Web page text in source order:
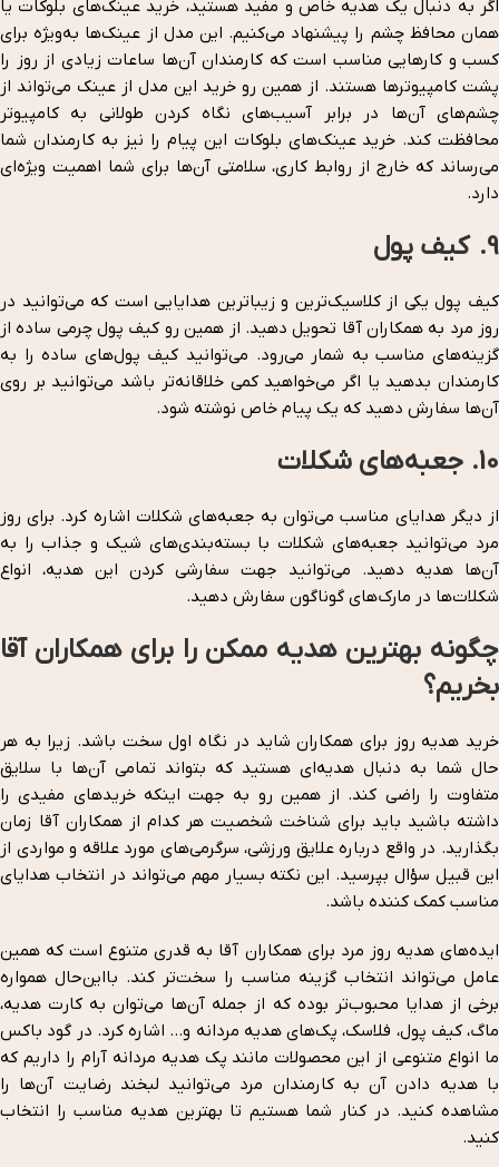
اگر به دنبال یک هدیه خاص و مفید هستید، خرید عینک‌های بلوکات یا
همان محافظ چشم را پیشنهاد می‌کنیم. این مدل از عینک‌ها به‌ویژه برای
کسب و کارهایی مناسب است که کارمندان آن‌ها ساعات زیادی از روز را
پشت کامپیوترها هستند. از همین رو خرید این مدل از عینک می‌تواند از
چشم‌های آن‌ها در برابر آسیب‌های نگاه کردن طولانی به کامپیوتر
محافظت کند. خرید عینک‌های بلوکات این پیام را نیز به کارمندان شما
می‌رساند که خارج از روابط کاری، سلامتی آن‌ها برای شما اهمیت ویژه‌ای
دارد.
9. کیف پول
کیف پول یکی از کلاسیک‌ترین و زیباترین هدایایی است که می‌توانید در
روز مرد به همکاران آقا تحویل دهید. از همین رو کیف پول چرمی ساده از
گزینه‌های مناسب به شمار می‌رود. می‌توانید کیف پول‌های ساده را به
کارمندان بدهید یا اگر می‌خواهید کمی خلاقانه‌تر باشد می‌توانید بر روی
آن‌ها سفارش دهید که یک پیام خاص نوشته شود.
10. جعبه‌های شکلات
از دیگر هدایای مناسب می‌توان به جعبه‌های شکلات اشاره کرد. برای روز
مرد می‌توانید جعبه‌های شکلات با بسته‌بندی‌های شیک و جذاب را به
آن‌ها هدیه دهید. می‌توانید جهت سفارشی کردن این هدیه، انواع
شکلات‌ها در مارک‌های گوناگون سفارش دهید.
چگونه بهترین هدیه ممکن را برای همکاران آقا
بخریم؟
خرید هدیه روز برای همکاران شاید در نگاه اول سخت باشد. زیرا به هر
حال شما به دنبال هدیه‌ای هستید که بتواند تمامی آن‌ها با سلایق
متفاوت را راضی کند. از همین رو به جهت اینکه خریدهای مفیدی را
داشته باشید باید برای شناخت شخصیت هر کدام از همکاران آقا زمان
بگذارید. در واقع درباره علایق ورزشی، سرگرمی‌های مورد علاقه و مواردی از
این قبیل سؤال بپرسید. این نکته بسیار مهم می‌تواند در انتخاب هدایای
مناسب کمک کننده باشد.
ایده‌های هدیه روز مرد برای همکاران آقا به قدری متنوع است که همین
عامل می‌تواند انتخاب گزینه مناسب را سخت‌تر کند. بااین‌حال همواره
برخی از هدایا محبوب‌تر بوده که از جمله آن‌ها می‌توان به کارت هدیه،
ماگ، کیف پول، فلاسک، پک‌های هدیه مردانه و… اشاره کرد. در گود باکس
ما انواع متنوعی از این محصولات مانند پک هدیه مردانه آرام را داریم که
با هدیه دادن آن به کارمندان مرد می‌توانید لبخند رضایت آن‌ها را
مشاهده کنید. در کنار شما هستیم تا بهترین هدیه مناسب را انتخاب
کنید.